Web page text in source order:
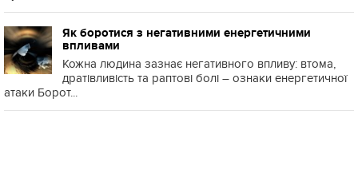
Як боротися з негативними енергетичними
впливами
Кожна людина зазнає негативного впливу: втома,
дратівливість та раптові болі – ознаки енергетичної
атаки Борот...